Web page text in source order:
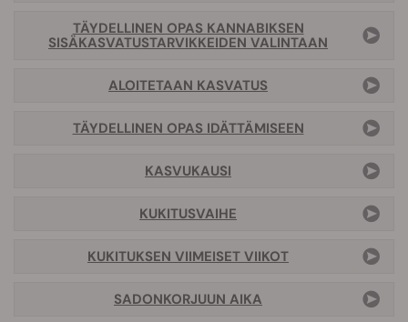
TÄYDELLINEN OPAS KANNABIKSEN
SISÄKASVATUSTARVIKKEIDEN VALINTAAN
ALOITETAAN KASVATUS
TÄYDELLINEN OPAS IDÄTTÄMISEEN
KASVUKAUSI
KUKITUSVAIHE
KUKITUKSEN VIIMEISET VIIKOT
SADONKORJUUN AIKA